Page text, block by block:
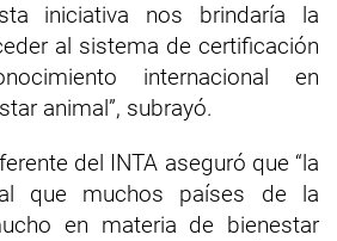
iniciativa nos brindaría la
al sistema de certificación
internacional en
animal”, subrayó.
del INTA aseguró que “la
que muchos países de la
en materia de bienestar